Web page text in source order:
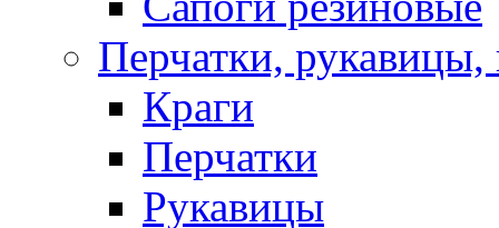
Перчатки, рукавицы,
Краги
Перчатки
Рукавицы